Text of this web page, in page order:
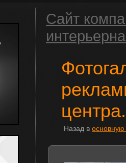
Сайт
центра.
Назад в